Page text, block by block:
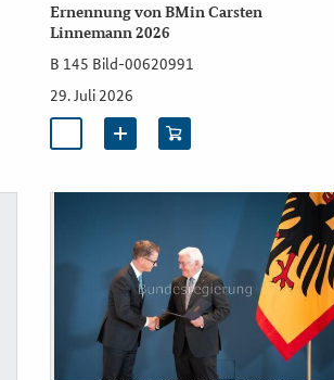
Ernennung von BMin Carsten
Linnemann 2026
B 145 Bild-00620991
29. Juli 2026